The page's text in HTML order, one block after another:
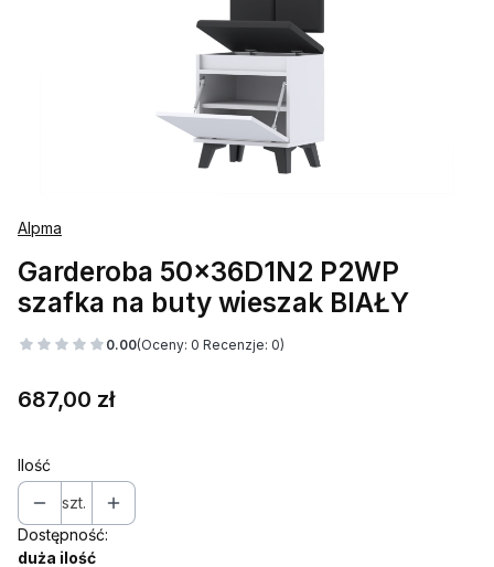
Alpma
Garderoba 50x36D1N2 P2WP
szafka na buty wieszak BIAŁY
0.00(Oceny: 0 Recenzje: 0)
Cena
687,00 zł
Ilość
szt.
Dostępność:
duża ilość